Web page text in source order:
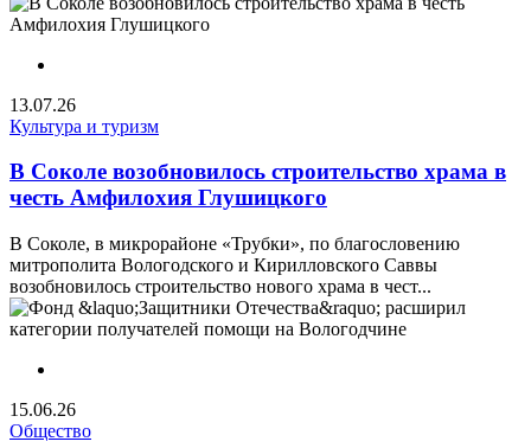
13.07.26
Культура и туризм
В Соколе возобновилось строительство храма в
честь Амфилохия Глушицкого
В Соколе, в микрорайоне «Трубки», по благословению
митрополита Вологодского и Кирилловского Саввы
возобновилось строительство нового храма в чест...
15.06.26
Общество